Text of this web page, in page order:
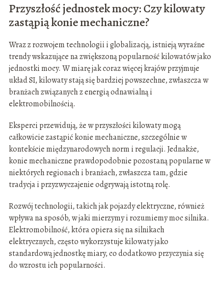
Przyszłość jednostek mocy: Czy kilowaty
zastąpią konie mechaniczne?
Wraz z rozwojem technologii i globalizacją, istnieją wyraźne
trendy wskazujące na zwiększoną popularność kilowatów jako
jednostki mocy. W miarę jak coraz więcej krajów przyjmuje
układ SI, kilowaty stają się bardziej powszechne, zwłaszcza w
branżach związanych z energią odnawialną i
elektromobilnością.
Eksperci przewidują, że w przyszłości kilowaty mogą
całkowicie zastąpić konie mechaniczne, szczególnie w
kontekście międzynarodowych norm i regulacji. Jednakże,
konie mechaniczne prawdopodobnie pozostaną popularne w
niektórych regionach i branżach, zwłaszcza tam, gdzie
tradycja i przyzwyczajenie odgrywają istotną rolę.
Rozwój technologii, takich jak pojazdy elektryczne, również
wpływa na sposób, w jaki mierzymy i rozumiemy moc silnika.
Elektromobilność, która opiera się na silnikach
elektrycznych, często wykorzystuje kilowaty jako
standardową jednostkę miary, co dodatkowo przyczynia się
do wzrostu ich popularności.